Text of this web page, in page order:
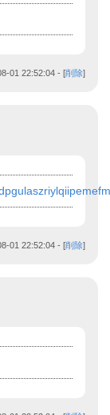
01 22:52:04 - [削除]
01 22:52:04 - [削除]